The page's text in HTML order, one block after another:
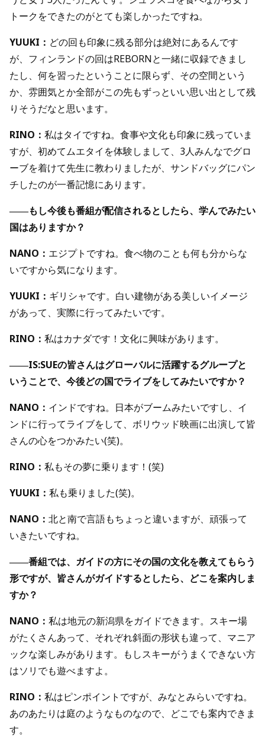
トークをできたのがとても楽しかったですね。
YUUKI： どの回も印象に残る部分は絶対にあるんです
が、フィンランドの回はREBORNと一緒に収録できまし
たし、何を習ったということに限らず、その空間という
か、雰囲気とか全部がこの先もずっといい思い出として残
りそうだなと思います。
RINO： 私はタイですね。食事や文化も印象に残っていま
すが、初めてムエタイを体験しまして、3人みんなでグロ
ーブを着けて先生に教わりましたが、サンドバッグにパン
チしたのが一番記憶にあります。
――もし今後も番組が配信されるとしたら、学んでみたい
国はありますか？
NANO： エジプトですね。食べ物のことも何も分からな
いですから気になります。
YUUKI： ギリシャです。白い建物がある美しいイメージ
があって、実際に行ってみたいです。
RINO： 私はカナダです！文化に興味があります。
――IS:SUEの皆さんはグローバルに活躍するグループと
いうことで、今後どの国でライブをしてみたいですか？
NANO： インドですね。日本がブームみたいですし、イ
ンドに行ってライブをして、ボリウッド映画に出演して皆
さんの心をつかみたい(笑)。
RINO： 私もその夢に乗ります！(笑)
YUUKI： 私も乗りました(笑)。
NANO： 北と南で言語もちょっと違いますが、頑張って
いきたいですね。
――番組では、ガイドの方にその国の文化を教えてもらう
形ですが、皆さんがガイドするとしたら、どこを案内しま
すか？
NANO： 私は地元の新潟県をガイドできます。スキー場
がたくさんあって、それぞれ斜面の形状も違って、マニア
ックな楽しみがあります。もしスキーがうまくできない方
はソリでも遊べますよ。
RINO： 私はピンポイントですが、みなとみらいですね。
あのあたりは庭のようなものなので、どこでも案内できま
す。